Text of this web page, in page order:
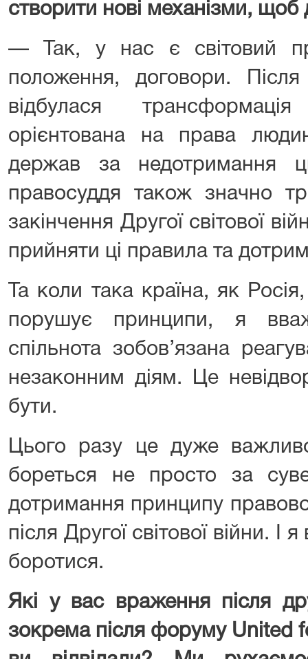
створити нові механізми,
— Так, у нас є світовий
положення, договори. Після
відбулася
орієнтована на права
держав за недотримання
правосуддя також значно
закінчення Другої світової
прийняти ці правила та
Та коли така країна, як
порушує принципи, я
спільнота зобов’язана
незаконним діям. Це
бути.
Цього разу це дуже
бореться не просто за
дотримання принципу
після Другої світової війни.
боротися.
Які у вас враження після
зокрема після форуму United